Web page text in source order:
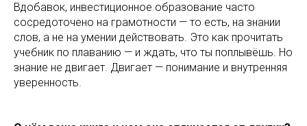
Вдобавок, инвестиционное образование часто
сосредоточено на грамотности — то есть, на знании
слов, а не на умении действовать. Это как прочитать
учебник по плаванию — и ждать, что ты поплывёшь. Но
знание не двигает. Двигает — понимание и внутренняя
уверенность.